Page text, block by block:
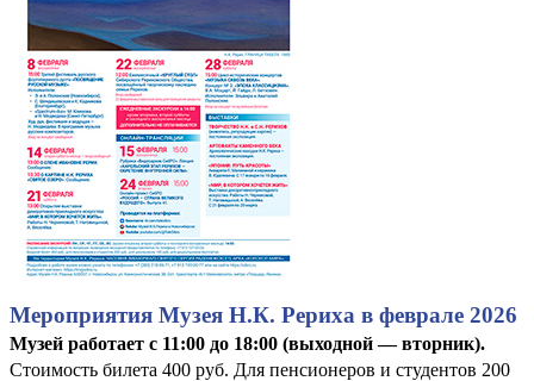
Мероприятия Музея Н.К. Рериха в феврале 2026
Музей работает с 11:00 до 18:00 (выходной — вторник).
Стоимость билета 400 руб. Для пенсионеров и студентов 200